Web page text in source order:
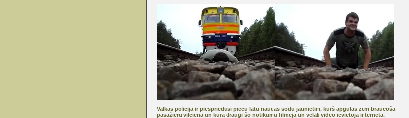
Valkas policija ir piespriedusi piecu latu naudas sodu jaunietim, kurš apgūlās zem braucoša
pasažieru vilciena un kura draugi šo notikumu filmēja un vēlāk video ievietoja internetā.